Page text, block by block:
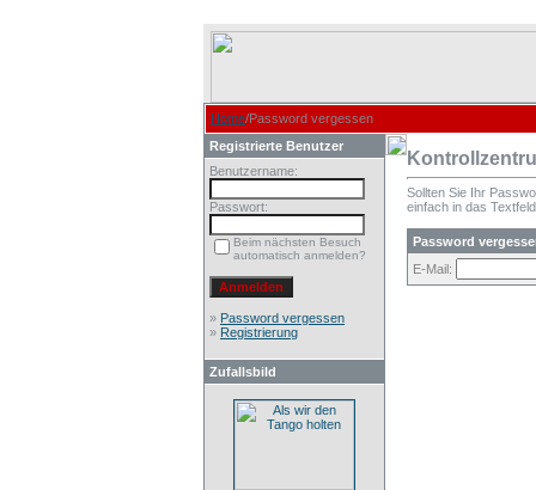
Home/Password vergessen
Registrierte Benutzer
Benutzername:
Passwort:
Beim nächsten Besuch
automatisch anmelden?
» Password vergessen
» Registrierung
Zufallsbild
Sollten Sie Ihr
einfach in das
Password
E-Mail: